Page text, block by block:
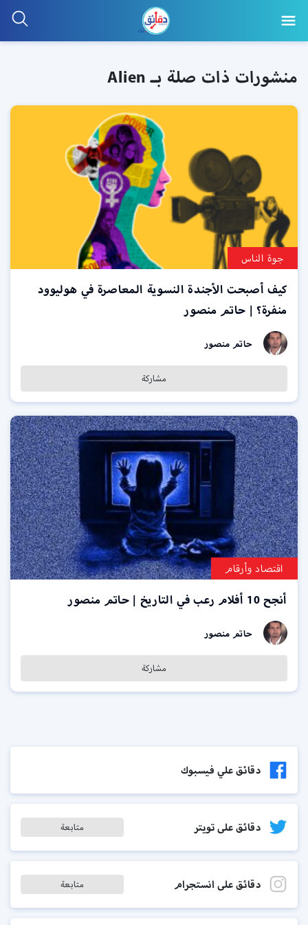
منشورات ذات صلة بـ Alien
جوة الناس
كيف أصبحت الأجندة النسوية المعاصرة في هوليوود
منفرة؟ | حاتم منصور
حاتم منصور
مشاركة
اقتصاد وأرقام
أنجح 10 أفلام رعب في التاريخ | حاتم منصور
حاتم منصور
مشاركة
دقائق علي فيسبوك
دقائق على تويتر متابعة
دقائق على انستجرام متابعة